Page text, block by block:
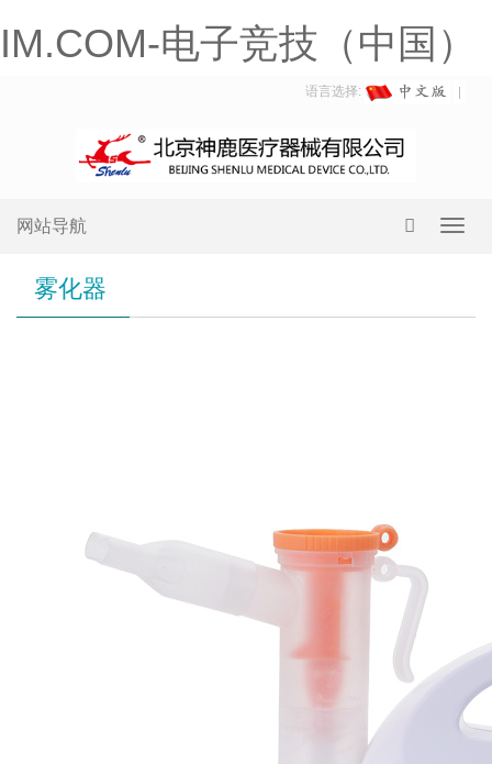
IM.COM-电子竞技（中国）
语言选择:
网站导航
雾化器